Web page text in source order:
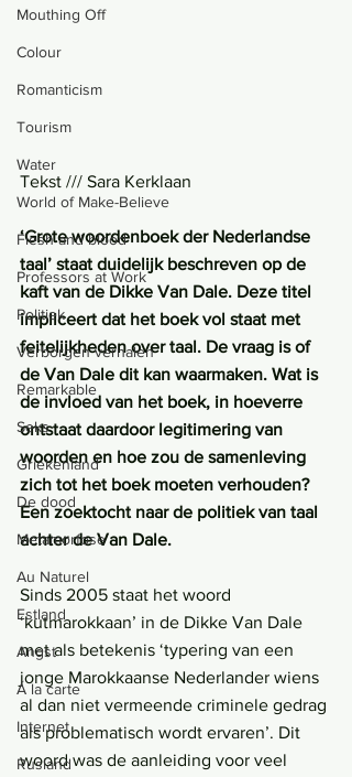
Mouthing Off
Colour
Romanticism
Tourism
Water
World of Make-Believe
Flesh and blood
Professors at Work
Politiek
Verborgen verhalen
Remarkable
Seks
Griekenland
De dood
Metamorfose
Au Naturel
Estland
Angst
Á la carte
Internet
Rusland
Tekst /// Sara Kerklaan
‘Grote woordenboek der Nederlandse
taal’ staat duidelijk beschreven op de
kaft van de Dikke Van Dale. Deze titel
impliceert dat het boek vol staat met
feitelijkheden over taal. De vraag is of
de Van Dale dit kan waarmaken. Wat is
de invloed van het boek, in hoeverre
ontstaat daardoor legitimering van
woorden en hoe zou de samenleving
zich tot het boek moeten verhouden?
Een zoektocht naar de politiek van taal
achter de Van Dale.
Sinds 2005 staat het woord
‘kutmarokkaan’ in de Dikke Van Dale
met als betekenis ‘typering van een
jonge Marokkaanse Nederlander wiens
al dan niet vermeende criminele gedrag
als problematisch wordt ervaren’. Dit
woord was de aanleiding voor veel